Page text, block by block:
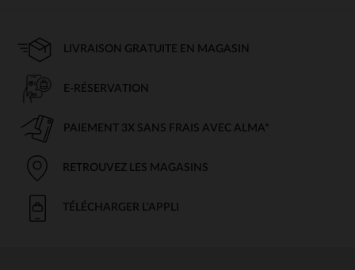
LIVRAISON GRATUITE EN MAGASIN
E-RÉSERVATION
PAIEMENT 3X SANS FRAIS AVEC ALMA*
RETROUVEZ LES MAGASINS
TÉLÉCHARGER L'APPLI